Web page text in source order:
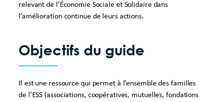
relevant de l’Économie Sociale et Solidaire dans
l’amélioration continue de leurs actions.
Objectifs du guide
Il est une ressource qui permet à l’ensemble des familles
de l’ESS (associations, coopératives, mutuelles, fondations